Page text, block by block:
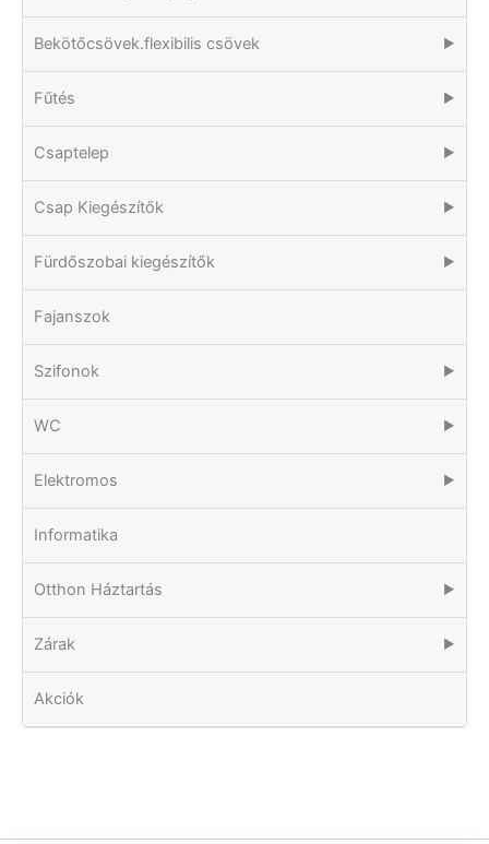
Bekötőcsövek.flexibilis csövek ▶
Fűtés ▶
Csaptelep ▶
Csap Kiegészítők ▶
Fürdőszobai kiegészítők ▶
Fajanszok
Szifonok ▶
WC ▶
Elektromos ▶
Informatika
Otthon Háztartás ▶
Zárak ▶
Akciók